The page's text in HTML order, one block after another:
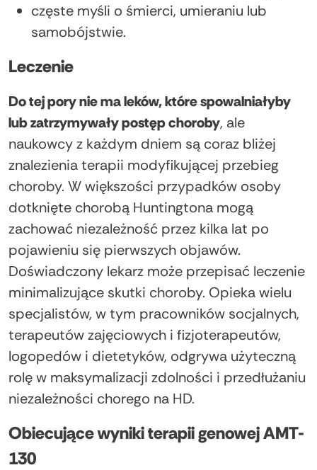
częste myśli o śmierci, umieraniu lub
samobójstwie.
Leczenie
Do tej pory nie ma leków, które spowalniałyby
lub zatrzymywały postęp choroby, ale
naukowcy z każdym dniem są coraz bliżej
znalezienia terapii modyfikującej przebieg
choroby. W większości przypadków osoby
dotknięte chorobą Huntingtona mogą
zachować niezależność przez kilka lat po
pojawieniu się pierwszych objawów.
Doświadczony lekarz może przepisać leczenie
minimalizujące skutki choroby. Opieka wielu
specjalistów, w tym pracowników socjalnych,
terapeutów zajęciowych i fizjoterapeutów,
logopedów i dietetyków, odgrywa użyteczną
rolę w maksymalizacji zdolności i przedłużaniu
niezależności chorego na HD.
Obiecujące wyniki terapii genowej AMT-
130